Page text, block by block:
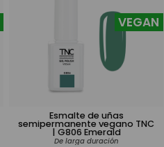
Esmalte de uñas
semipermanente vegano TNC
| G806 Emerald
De larga duración
VEGAN